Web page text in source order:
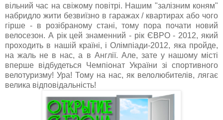
вільний час на свіжому повітрі. Нашим "залізним коням"
набридло жити безвиїзно в гаражах / квартирах або чого
гірше - в розібраному стані, тому пора почати новий
велосезон. А рік цей знаменний - рік ЄВРО - 2012, який
проходить в нашій країні, і Олімпіади-2012, яка пройде,
на жаль не в нас, а в Англії. Але, зате у нашому місті
вперше відбудеться Чемпіонат України зі спортивного
велотуризму! Ура! Тому на нас, як велолюбителів, лягає
велика відповідальність!